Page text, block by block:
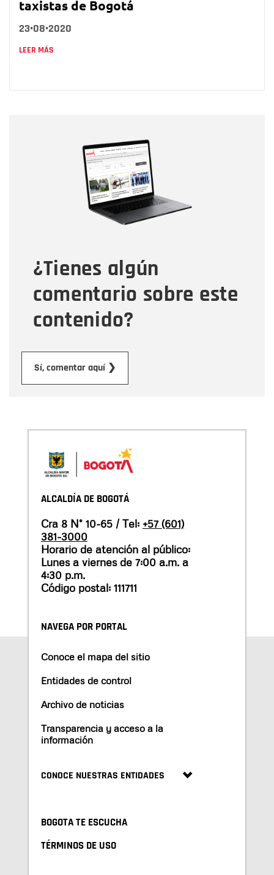
taxistas de Bogotá
23•08•2020
LEER MÁS
¿Tienes algún
comentario sobre este
contenido?
Sí, comentar aquí ❯
Correo electrónico
Tipo de comentario
Mensaje
ALCALDÍA DE BOGOTÁ
Cra 8 N° 10-65 / Tel: +57 (601)
381-3000
Horario de atención al público:
Lunes a viernes de 7:00 a.m. a
4:30 p.m.
Código postal: 111711
NAVEGA POR PORTAL
Conoce el mapa del sitio
Entidades de control
Archivo de noticias
Transparencia y acceso a la
información
CONOCE NUESTRAS ENTIDADES
BOGOTA TE ESCUCHA
TÉRMINOS DE USO